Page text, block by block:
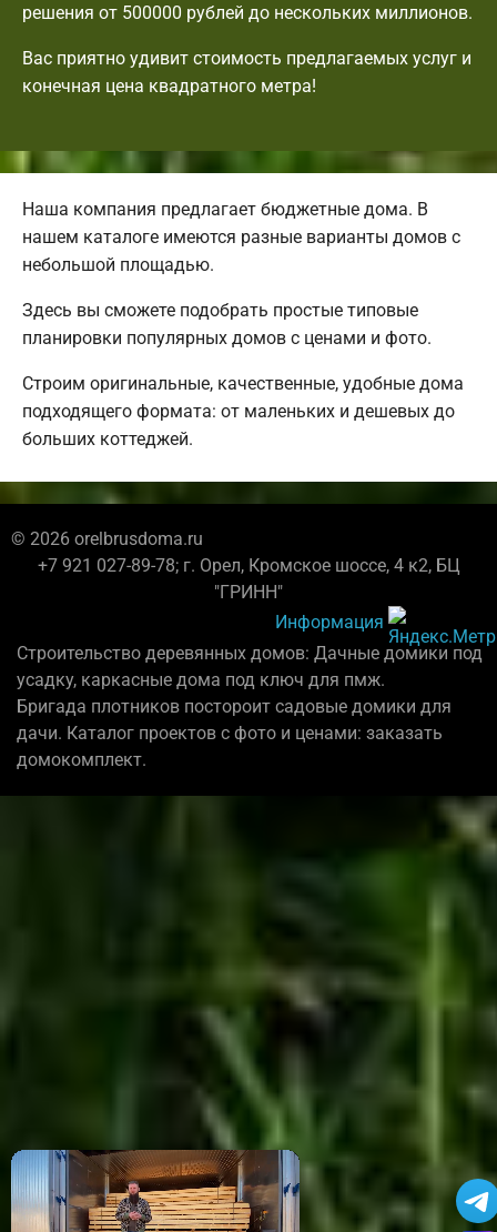
решения от 500000 рублей до нескольких миллионов.
Вас приятно удивит стоимость предлагаемых услуг и
конечная цена квадратного метра!
Наша компания предлагает бюджетные дома. В
нашем каталоге имеются разные варианты домов с
небольшой площадью.
Здесь вы сможете подобрать простые типовые
планировки популярных домов с ценами и фото.
Строим оригинальные, качественные, удобные дома
подходящего формата: от маленьких и дешевых до
больших коттеджей.
© 2026 orelbrusdoma.ru
+7 921 027-89-78; г. Орел, Кромское шоссе, 4 к2, БЦ
"ГРИНН"
Информация
Строительство деревянных домов: Дачные домики под
усадку, каркасные дома под ключ для пмж.
Бригада плотников постороит садовые домики для
дачи. Каталог проектов с фото и ценами: заказать
домокомплект.